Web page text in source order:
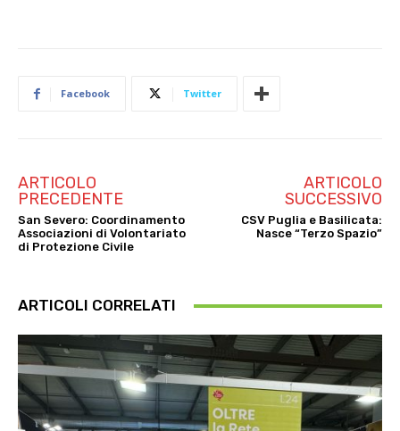
Facebook Twitter
ARTICOLO
PRECEDENTE
San Severo: Coordinamento
Associazioni di Volontariato
di Protezione Civile
ARTICOLO
SUCCESSIVO
CSV Puglia e Basilicata:
Nasce “Terzo Spazio”
ARTICOLI CORRELATI